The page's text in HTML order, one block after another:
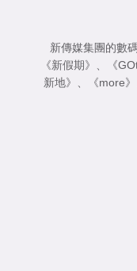
新傳媒集團的數
《新假期》
《
新地》
《more》